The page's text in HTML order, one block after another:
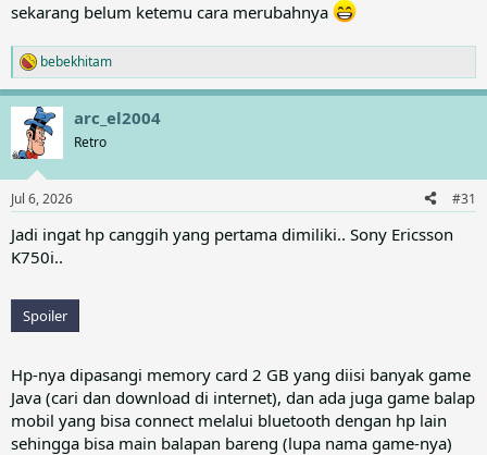
sekarang belum ketemu cara merubahnya
R
e
a
c
i
n
s
bebekhitam
arc_el2004
Retro
Jul 6, 2026 #31
Jadi ingat hp canggih yang pertama dimiliki.. Sony Ericsson
K750i..
Spoiler
Hp-nya dipasangi memory card 2 GB yang diisi banyak game
Java (cari dan download di internet), dan ada juga game balap
mobil yang bisa connect melalui bluetooth dengan hp lain
sehingga bisa main balapan bareng (lupa nama game-nya)